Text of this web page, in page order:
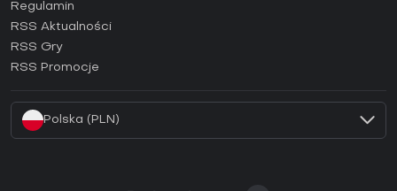
Jak aktywować klucz GOG (CD Key)?
Jak aktywować klucz Ubisoft Connect (CD Key)?
Regulamin
RSS Aktualności
RSS Gry
RSS Promocje
Polska (PLN)